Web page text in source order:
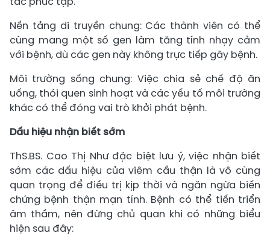
Nền tảng di truyền chung: Các thành viên có thể
cùng mang một số gen làm tăng tính nhạy cảm
với bệnh, dù các gen này không trực tiếp gây bệnh.
Môi trường sống chung: Việc chia sẻ chế độ ăn
uống, thói quen sinh hoạt và các yếu tố môi trường
khác có thể đóng vai trò khởi phát bệnh.
Dấu hiệu nhận biết sớm
ThS.BS. Cao Thị Như đặc biệt lưu ý, việc nhận biết
sớm các dấu hiệu của viêm cầu thận là vô cùng
quan trọng để điều trị kịp thời và ngăn ngừa biến
chứng bệnh thận mạn tính. Bệnh có thể tiến triển
âm thầm, nên đừng chủ quan khi có những biểu
hiện sau đây: